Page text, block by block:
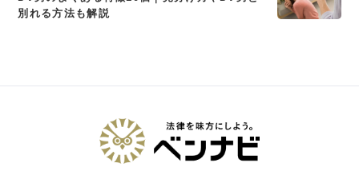
別れる方法も解説